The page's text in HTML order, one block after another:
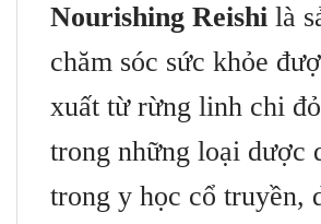
Nourishing Reishi là
chăm sóc sức khỏe
xuất từ ​​​​rừng linh chi
trong những loại dược
trong y học cổ truyền,